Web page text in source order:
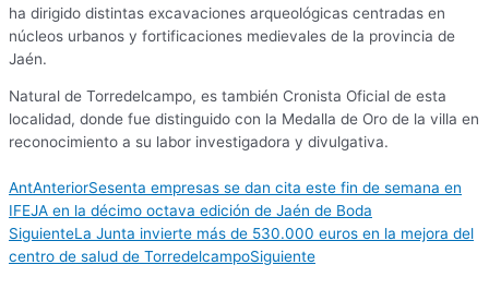
ha dirigido distintas excavaciones arqueológicas centradas en
núcleos urbanos y fortificaciones medievales de la provincia de
Jaén.
Natural de Torredelcampo, es también Cronista Oficial de esta
localidad, donde fue distinguido con la Medalla de Oro de la villa en
reconocimiento a su labor investigadora y divulgativa.
AntAnteriorSesenta empresas se dan cita este fin de semana en
IFEJA en la décimo octava edición de Jaén de Boda
SiguienteLa Junta invierte más de 530.000 euros en la mejora del
centro de salud de TorredelcampoSiguiente